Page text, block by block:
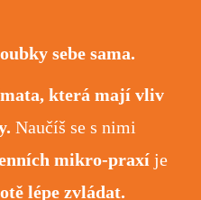
sebe sama.
která mají vliv
Naučíš se s nimi
mikro-praxíje
lépe zvládat.